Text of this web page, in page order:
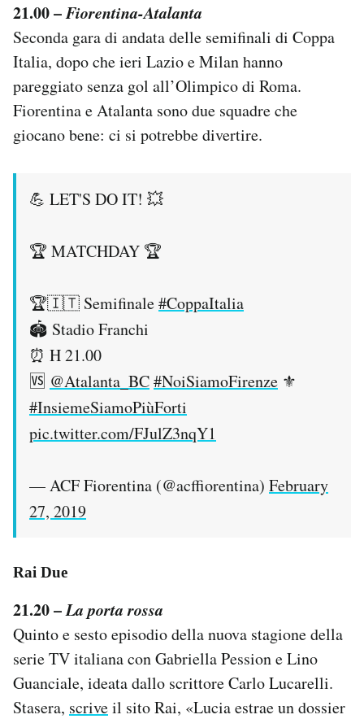
21.00 –Fiorentina-Atalanta
Seconda gara di andata delle semifinali di Coppa
Italia, dopo che ieri Lazio e Milan hanno
pareggiato senza gol all’Olimpico di Roma.
Fiorentina e Atalanta sono due squadre che
giocano bene: ci si potrebbe divertire.
💪 LET'S DO IT! 💥
🏆 MATCHDAY 🏆
🏆🇮🇹 Semifinale#CoppaItalia
🏟 Stadio Franchi
⏰ H 21.00
🆚 @Atalanta_BC#NoiSiamoFirenze ⚜️
#InsiemeSiamoPiùForti
pic.twitter.com/FJulZ3nqY1
— ACF Fiorentina (@acffiorentina) February
27, 2019
Rai Due
21.20 –La porta rossa
Quinto e sesto episodio della nuova stagione della
serie TV italiana con Gabriella Pession e Lino
Guanciale, ideata dallo scrittore Carlo Lucarelli.
Stasera, scriveil sito Rai, «Lucia estrae un dossier